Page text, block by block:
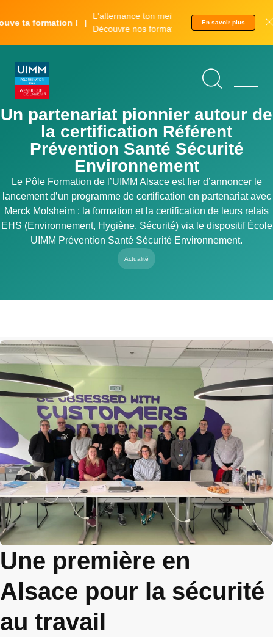
auta formation !
L'alternance ton meilleur tremplin.
Découvre nos formations.
En savoir plus
Actualité
Un partenariat pionnier autour de
la certification Référent
Prévention Santé Sécurité
Environnement
Le Pôle Formation de l’UIMM Alsace est fier d’annoncer le
lancement d’un programme de certification en partenariat avec
Merck Molsheim : la formation et la certification de leurs relais
EHS (Environnement, Hygiène, Sécurité) via le dispositif École
UIMM Prévention Santé Sécurité Environnement.
Une première en
Alsace pour la sécurité
au travail